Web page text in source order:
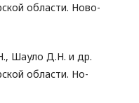
области. Ново-
Шауло Д.Н. и др.
области. Но-